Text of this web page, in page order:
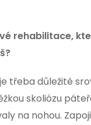
rehabilitace,
třeba důležité
skoliózu
na nohou.